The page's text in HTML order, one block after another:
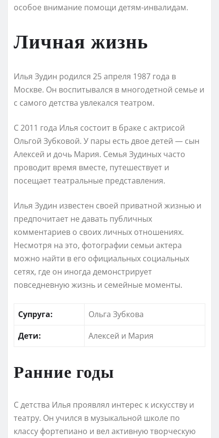
особое внимание помощи детям-инвалидам.
Личная жизнь
Илья Зудин родился 25 апреля 1987 года в
Москве. Он воспитывался в многодетной семье и
с самого детства увлекался театром.
С 2011 года Илья состоит в браке с актрисой
Ольгой Зубковой. У пары есть двое детей — сын
Алексей и дочь Мария. Семья Зудиных часто
проводит время вместе, путешествует и
посещает театральные представления.
Илья Зудин известен своей приватной жизнью и
предпочитает не давать публичных
комментариев о своих личных отношениях.
Несмотря на это, фотографии семьи актера
можно найти в его официальных социальных
сетях, где он иногда демонстрирует
повседневную жизнь и семейные моменты.
Супруга:
Ольга Зубкова
Дети:
Алексей и Мария
Ранние годы
С детства Илья проявлял интерес к искусству и
театру. Он учился в музыкальной школе по
классу фортепиано и вел активную творческую